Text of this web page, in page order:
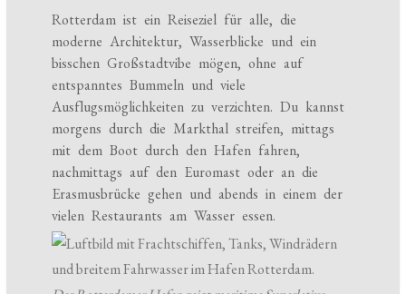
Rotterdam ist ein Reiseziel für alle, die
moderne Architektur, Wasserblicke und ein
bisschen Großstadtvibe mögen, ohne auf
entspanntes Bummeln und viele
Ausflugsmöglichkeiten zu verzichten. Du kannst
morgens durch die Markthal streifen, mittags
mit dem Boot durch den Hafen fahren,
nachmittags auf den Euromast oder an die
Erasmusbrücke gehen und abends in einem der
vielen Restaurants am Wasser essen.